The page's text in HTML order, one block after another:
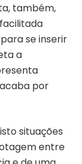
também,
se inserir
a
por
situações
entre